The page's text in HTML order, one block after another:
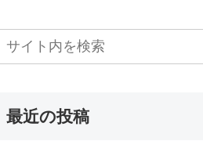
最近の投稿